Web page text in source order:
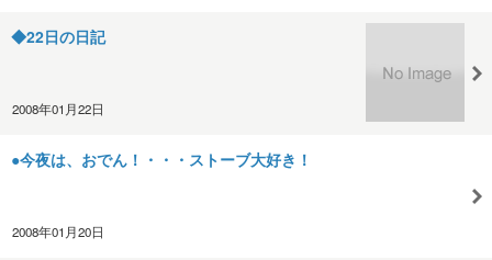
◆22日の日記
2008年01月22日
●今夜は、おでん！・・・ストーブ大好き！
2008年01月20日